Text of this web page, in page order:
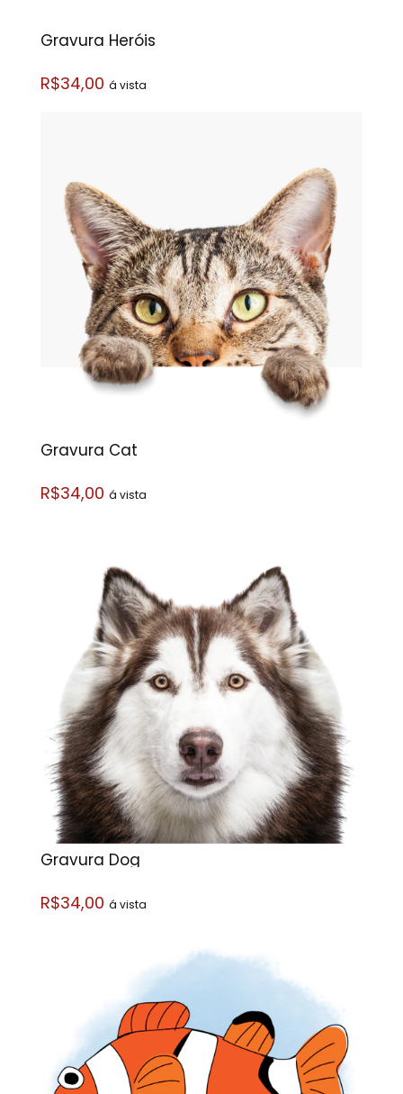
Gravura Heróis
R$34,00 á vista
Gravura Cat
R$34,00 á vista
Gravura Dog
R$34,00 á vista